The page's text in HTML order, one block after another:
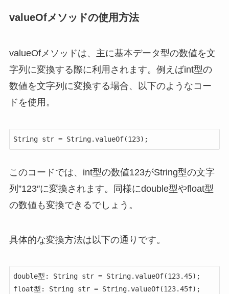
valueOfメソッドの使用方法
valueOfメソッドは、主に基本データ型の数値を文
字列に変換する際に利用されます。例えばint型の
数値を文字列に変換する場合、以下のようなコー
ドを使用。
String str = String.valueOf(123);
このコードでは、int型の数値123がString型の文字
列”123″に変換されます。同様にdouble型やfloat型
の数値も変換できるでしょう。
具体的な変換方法は以下の通りです。
double型: String str = String.valueOf(123.45);
float型: String str = String.valueOf(123.45f);